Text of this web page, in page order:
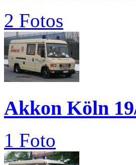
2 Fotos
Akkon Köln
1 Foto